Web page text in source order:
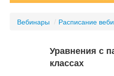
Вебинары / Расписание
Уравнения с
классах